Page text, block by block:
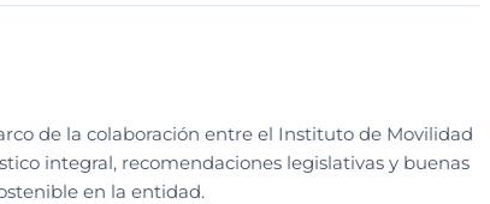
de la colaboración entre el Instituto de Movilidad
integral, recomendaciones legislativas y buenas
en la entidad.